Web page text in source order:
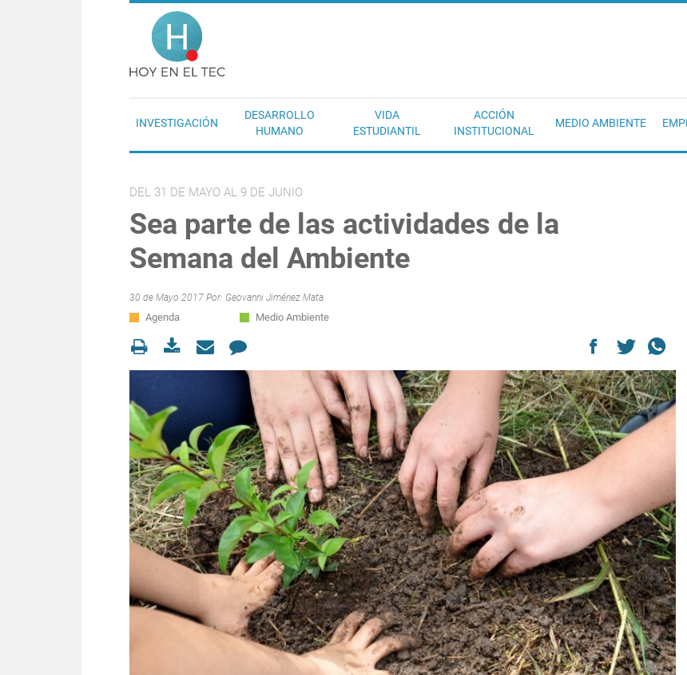
Pasar al contenido principal
INVESTIGACIÓN
DESARROLLO
HUMANO
VIDA
ESTUDIANTIL
ACCIÓN
INSTITUCIONAL
MEDIO AMBIENTE
DEL 31 DE MAYO AL 9 DE JUNIO
Sea parte de las actividades de la
Semana del Ambiente
30 de Mayo 2017 Por: Geovanni Jiménez Mata
Agenda Medio Ambiente